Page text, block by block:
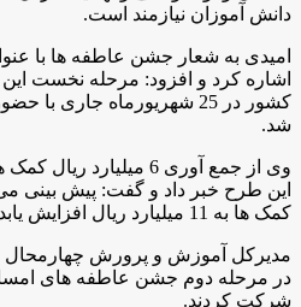
دانش آموزان نیازمند است.
امیدی به شعار جشن عاطفه ها با
اشاره کرد و افزود: مرحله نخست
کشور در 25 شهریورماه جاری
شد.
وی از جمع آوری 6
این طرح خبر داد و گفت: پیش بینی
کمک ها به 11 میلیارد ریال افزایش یابد
مدیرکل آموزش و پرورش چهارمحال
شرکت کردند.